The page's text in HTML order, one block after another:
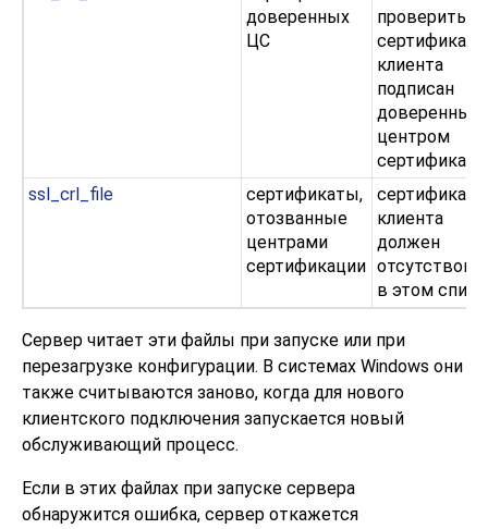
доверенных
ЦС
проверить,
сертификат
клиента
подписан
доверенным
центром
ssl_crl_file
сертификаты,
отозванные
центрами
сертификации
сертификат
клиента
должен
в этом
Сервер читает эти файлы при запуске или при
перезагрузке конфигурации. В системах Windows они
также считываются заново, когда для нового
клиентского подключения запускается новый
обслуживающий процесс.
Если в этих файлах при запуске сервера
обнаружится ошибка, сервер откажется